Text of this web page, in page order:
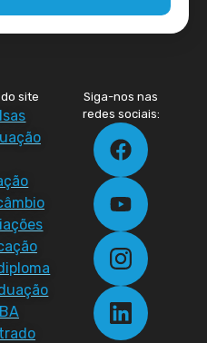
site
Siga-nos nas
redes sociais: